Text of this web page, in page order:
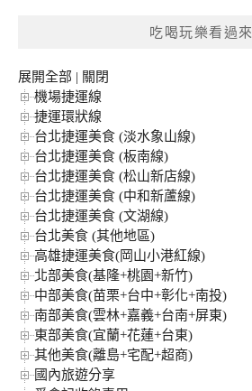
吃喝玩樂看過來
展開全部 | 關閉
機場捷運線
捷運環狀線
台北捷運美食 (淡水象山線)
台北捷運美食 (板南線)
台北捷運美食 (松山新店線)
台北捷運美食 (中和新蘆線)
台北捷運美食 (文湖線)
台北美食 (其他地區)
高雄捷運美食(岡山小港紅線)
北部美食(基隆+桃園+新竹)
中部美食(苗栗+台中+彰化+南投)
南部美食(雲林+嘉義+台南+屏東)
東部美食(宜蘭+花蓮+台東)
其他美食(離島+宅配+超商)
國內旅遊分享